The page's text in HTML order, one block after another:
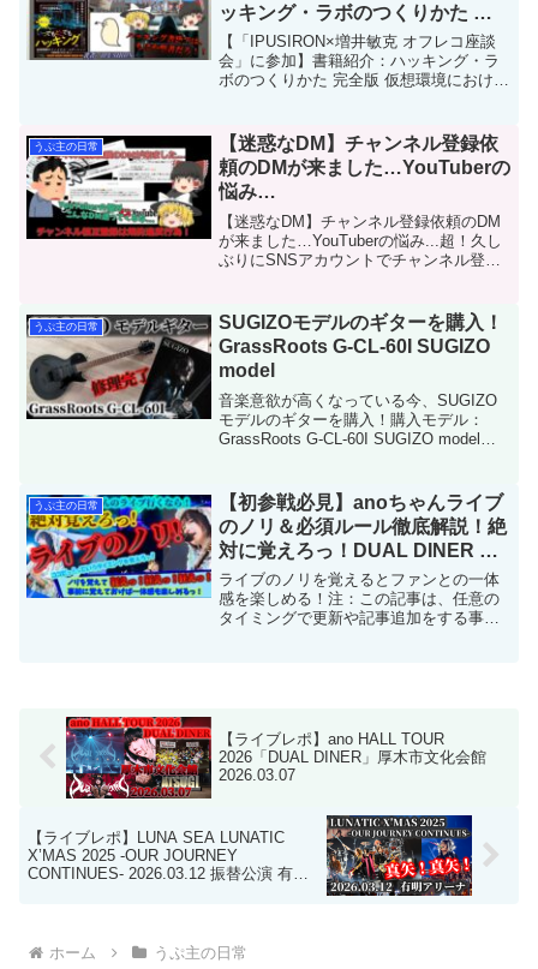
ッキング・ラボのつくりかた 完
全版 仮想環境におけるハッカー
体験学習 著者：IPUSIRON
【「IPUSIRON×増井敏克 オフレコ座談
会」に参加】書籍紹介：ハッキング・ラ
ボのつくりかた 完全版 仮想環境における
IPUSIRONさんとは、IT関係のイベント
で...
うぷ主の日常
【迷惑なDM】チャンネル登録依
頼のDMが来ました…YouTuberの
悩み…
【迷惑なDM】チャンネル登録依頼のDM
が来ました…YouTuberの悩み...超！久し
ぶりにSNSアカウントでチャンネル登録
にSNSでDMが届いたので、昔から募...
うぷ主の日常
SUGIZOモデルのギターを購入！
GrassRoots G-CL-60I SUGIZO
model
音楽意欲が高くなっている今、SUGIZO
モデルのギターを購入！購入モデル：
GrassRoots G-CL-60I SUGIZO model以
ターを購入しまし...
うぷ主の日常
【初参戦必見】anoちゃんライブ
のノリ＆必須ルール徹底解説！絶
対に覚えろっ！DUAL DINER 呪
いをかけて、まぼろしをといて。
あのちゃんライブ
ライブのノリを覚えるとファンとの一体
感を楽しめる！注：この記事は、任意の
タイミングで更新や記事追加をする事が
【ライブレポ】ano HALL TOUR
2026「DUAL DINER」厚木市文化会館
2026.03.07
【ライブレポ】LUNA SEA LUNATIC
X’MAS 2025 -OUR JOURNEY
CONTINUES- 2026.03.12 振替公演 有明
ホーム うぷ主の日常